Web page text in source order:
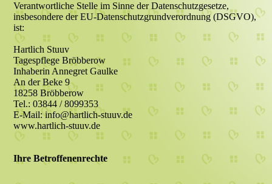
Verantwortliche Stelle im Sinne der Datenschutzgesetze,
insbesondere der EU-Datenschutzgrundverordnung (DSGVO),
ist:
Hartlich Stuuv
Tagespflege Bröbberow
Inhaberin Annegret Gaulke
An der Beke 9
18258 Bröbberow
Tel.: 03844 / 8099353
E-Mail: info@hartlich-stuuv.de
www.hartlich-stuuv.de
Ihre Betroffenenrechte